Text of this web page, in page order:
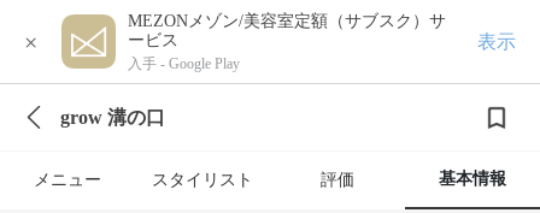
×
MEZONメゾン/美容室定額（サブスク）サ
ービス
入手 - Google Play
表示
grow 溝の口
メニュー スタイリスト 評価 基本情報